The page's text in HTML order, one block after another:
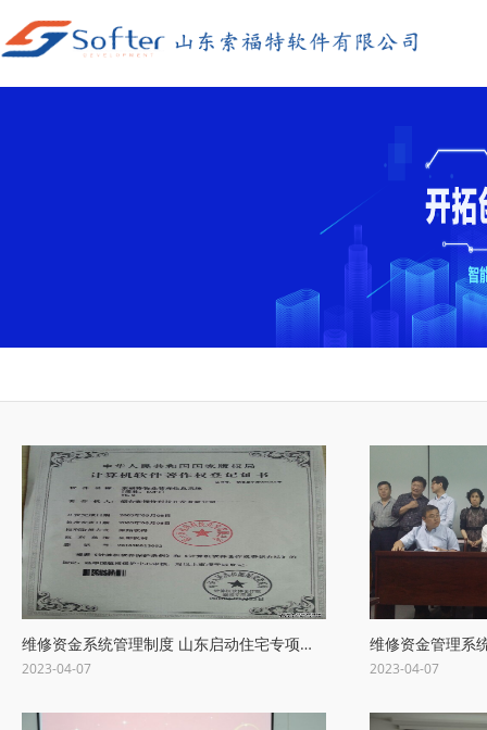
维修资金系统管理制度 山东启动住宅专项维修资金管理和物业政策落实情况专
2023-04-07 2023-04-07